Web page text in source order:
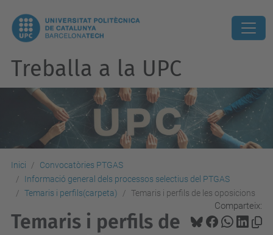
Treballa a la UPC
Inici
Convocatòries PTGAS
Informació general dels processos selectius del PTGAS
Temaris i perfils(carpeta)
Temaris i perfils de les oposicions
Comparteix:
Temaris i perfils de